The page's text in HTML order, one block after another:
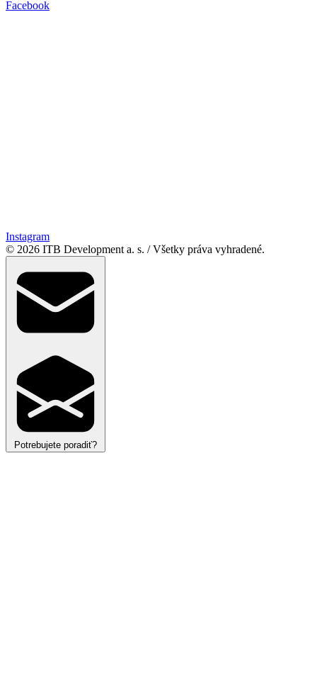
Facebook
Instagram
© 2026 ITB Development a. s. / Všetky práva vyhradené.
Potrebujete poradiť?